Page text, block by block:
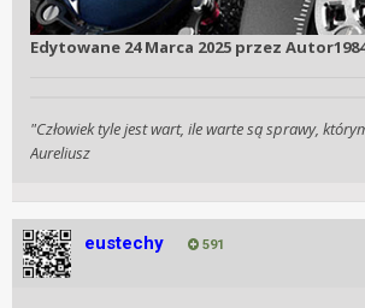
Edytowane 24 Marca 2025 przez
"Człowiek tyle jest wart, ile warte są sprawy,
Aureliusz
eustechy 591